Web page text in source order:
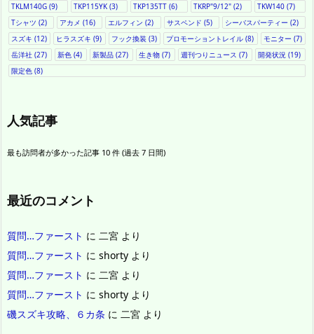
TKLM140G (9) TKP115YK(3) TKP135TT (6) TKRP"9/12"(2) TKW140 (7)
Tシャツ (2) アカメ (16) エルフィン (2) サスペンド (5) シーバスパーティー (2)
スズキ (12) ヒラスズキ (9) フック換装(3) プロモーショントレイル (8) モニター (7)
岳洋社 (27) 新色 (4) 新製品 (27) 生き物 (7) 週刊つりニュース (7) 開発状況 (19)
限定色 (8)
人気記事
最も訪問者が多かった記事 10 件 (過去 7 日間)
最近のコメント
質問…ファースト に 二宮 より
質問…ファースト に shorty より
質問…ファースト に 二宮 より
質問…ファースト に shorty より
磯スズキ攻略、６カ条 に 二宮 より